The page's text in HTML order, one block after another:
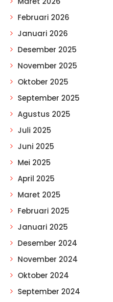
Februari 2026
Januari 2026
Desember 2025
November 2025
Oktober 2025
September 2025
Agustus 2025
Juli 2025
Juni 2025
Mei 2025
April 2025
Maret 2025
Februari 2025
Januari 2025
Desember 2024
November 2024
Oktober 2024
September 2024